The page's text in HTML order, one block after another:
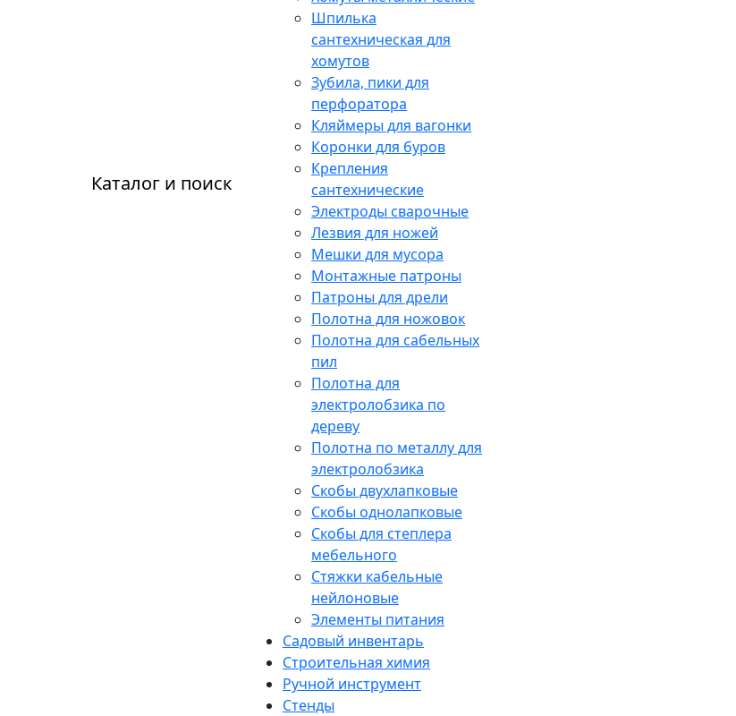
Каталог и поиск
Шпилька
сантехническая для
хомутов
Зубила, пики для
перфоратора
Кляймеры для вагонки
Коронки для буров
Крепления
сантехнические
Электроды сварочные
Лезвия для ножей
Мешки для мусора
Монтажные патроны
Патроны для дрели
Полотна для ножовок
Полотна для сабельных
пил
Полотна для
электролобзика по
дереву
Полотна по металлу для
электролобзика
Скобы двухлапковые
Скобы однолапковые
Скобы для степлера
мебельного
Стяжки кабельные
нейлоновые
Элементы питания
Садовый инвентарь
Строительная химия
Ручной инструмент
Стенды